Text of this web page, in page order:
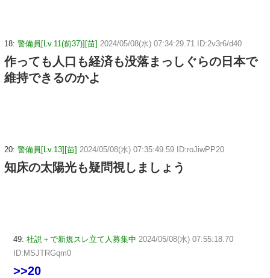
18: 警備員[Lv.11(前37)][苗] 2024/05/08(水) 07:34:29.71 ID:2v3r6/d40
作っても人口も経済も没落まっしぐらの日本で
維持できるのかよ
20: 警備員[Lv.13][苗] 2024/05/08(水) 07:35:49.59 ID:roJiwPP20
知床の太陽光も疑問視しましょう
49: 社説＋で新規スレ立て人募集中 2024/05/08(水) 07:55:18.70
ID:MSJTRGqm0
>>20